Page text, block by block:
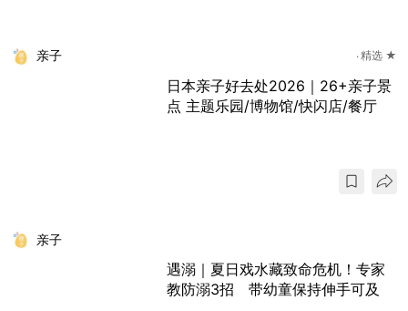
亲子 精选 ★
日本亲子好去处2026｜26+亲子景
点 主题乐园/博物馆/快闪店/餐厅
亲子
遇溺｜夏日戏水藏致命危机！专家
教防溺3招 带幼童保持伸手可及